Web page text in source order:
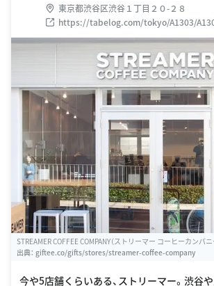
東京都渋谷区渋谷１丁目２０-２８
https://tabelog.com/tokyo/A1303/
STREAMER COFFEE COMPANY（ストリーマー コーヒーカンパ
出典： giftee.co/gifts/stores/streamer-coffee-company
今や5店舗くらいある、ストリーマー。渋谷